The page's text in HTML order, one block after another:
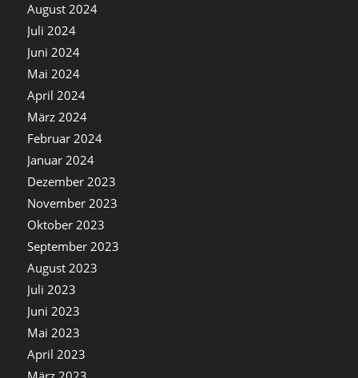
August 2024
Juli 2024
Juni 2024
Mai 2024
April 2024
März 2024
Februar 2024
Januar 2024
Dezember 2023
November 2023
Oktober 2023
September 2023
August 2023
Juli 2023
Juni 2023
Mai 2023
April 2023